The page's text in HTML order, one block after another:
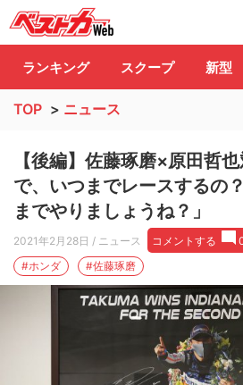
自動車情報誌「ベ
ランキング スクープ 新型
TOP > ニュース
【後編】佐藤琢磨×原田哲
で、いつまでレースするの
までやりましょうね？」
2021年2月28日 / ニュース コメントする
#ホンダ
#佐藤琢磨